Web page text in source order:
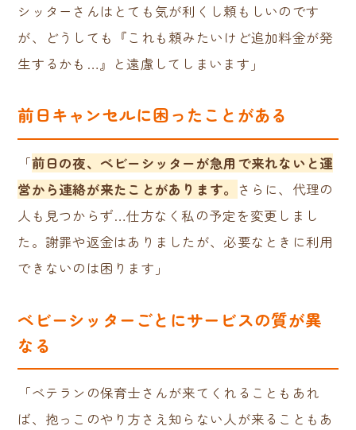
シッターさんはとても気が利くし頼もしいのです
が、どうしても『これも頼みたいけど追加料金が発
生するかも…』と遠慮してしまいます」
前日キャンセルに困ったことがある
「前日の夜、ベビーシッターが急用で来れないと運
営から連絡が来たことがあります。 さらに、代理の
人も見つからず…仕方なく私の予定を変更しまし
た。謝罪や返金はありましたが、必要なときに利用
できないのは困ります」
ベビーシッターごとにサービスの質が異
なる
「ベテランの保育士さんが来てくれることもあれ
ば、抱っこのやり方さえ知らない人が来ることもあ